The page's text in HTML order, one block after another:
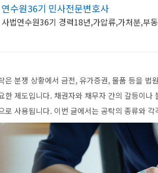
연수원36기 민사전문변호사
사법연수원36기 경력18년,가압류,가처분,부
은 분쟁 상황에서 금전, 유가증권, 물품 등을 법
한 제도입니다. 채권자와 채무자 간의 갈등이
로 사용됩니다. 이번 글에서는 공탁의 종류와